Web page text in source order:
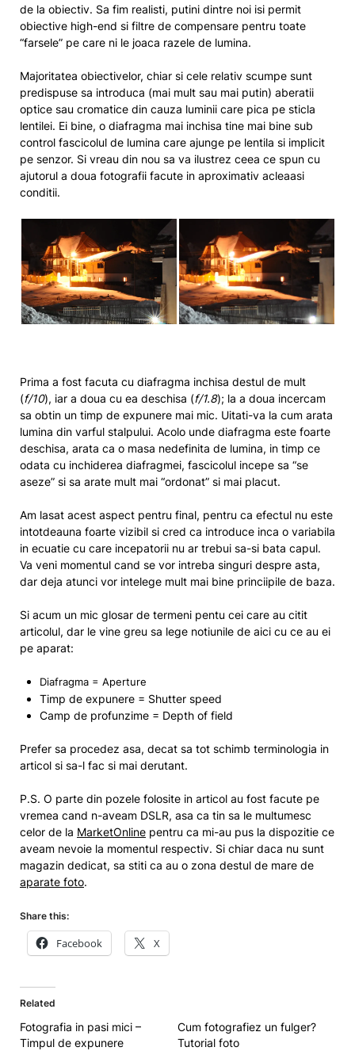
de la obiectiv. Sa fim realisti, putini dintre noi isi permit
obiective high-end si filtre de compensare pentru toate
“farsele” pe care ni le joaca razele de lumina.
Majoritatea obiectivelor, chiar si cele relativ scumpe sunt
predispuse sa introduca (mai mult sau mai putin) aberatii
optice sau cromatice din cauza luminii care pica pe sticla
lentilei. Ei bine, o diafragma mai inchisa tine mai bine sub
control fascicolul de lumina care ajunge pe lentila si implicit
pe senzor. Si vreau din nou sa va ilustrez ceea ce spun cu
ajutorul a doua fotografii facute in aproximativ acleaasi
conditii.
Prima a fost facuta cu diafragma inchisa destul de mult
(f/10), iar a doua cu ea deschisa (f/1.8); la a doua incercam
sa obtin un timp de expunere mai mic. Uitati-va la cum arata
lumina din varful stalpului. Acolo unde diafragma este foarte
deschisa, arata ca o masa nedefinita de lumina, in timp ce
odata cu inchiderea diafragmei, fascicolul incepe sa “se
aseze” si sa arate mult mai “ordonat” si mai placut.
Am lasat acest aspect pentru final, pentru ca efectul nu este
intotdeauna foarte vizibil si cred ca introduce inca o variabila
in ecuatie cu care incepatorii nu ar trebui sa-si bata capul.
Va veni momentul cand se vor intreba singuri despre asta,
dar deja atunci vor intelege mult mai bine princiipile de baza.
Si acum un mic glosar de termeni pentu cei care au citit
articolul, dar le vine greu sa lege notiunile de aici cu ce au ei
pe aparat:
Diafragma = Aperture
Timp de expunere = Shutter speed
Camp de profunzime = Depth of field
Prefer sa procedez asa, decat sa tot schimb terminologia in
articol si sa-l fac si mai derutant.
P.S. O parte din pozele folosite in articol au fost facute pe
vremea cand n-aveam DSLR, asa ca tin sa le multumesc
celor de la MarketOnline pentru ca mi-au pus la dispozitie ce
aveam nevoie la momentul respectiv. Si chiar daca nu sunt
magazin dedicat, sa stiti ca au o zona destul de mare de
aparate foto.
Share this:
Facebook X
Related
Fotografia in pasi mici –
Timpul de expunere
Cum fotografiez un fulger?
Tutorial foto